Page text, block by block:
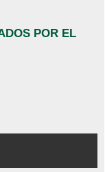
POR EL